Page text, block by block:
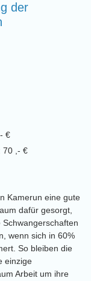
der
€
70 ,- €
Kamerun eine gute
dafür gesorgt,
wenn sich in 60%
So bleiben die
einzige
Arbeit um ihre